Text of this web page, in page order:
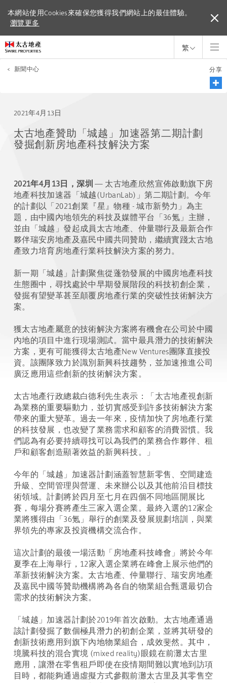
本網站使用Cookies來確保您獲得我們網站上的最佳體驗。
瀏覽更多
本網站使用Cookies來確保您獲得我們網站上的最佳體驗。
瀏覽更多
繁
< 新聞中心 分享
2021年4月13日
太古地產贊助「城越」加速器第二期計劃
發掘創新房地產科技解決方案
2021年4月13日，深圳 — 太古地產欣然宣佈啟動旗下房
地產科技加速器「城越(UrbanLab)」第二期計劃。今年
的計劃以「2021創業『星』物種 - 城市新勢力」為主
題，由中國內地領先的科技及媒體平台「36氪」主辦，
並由「城越」發起成員太古地產、仲量聯行及最新合作
夥伴瑞安房地產及嘉民中國共同贊助，繼續實踐太古地
產致力培育房地產行業科技解決方案的努力。
新一期「城越」計劃聚焦從蓬勃發展的中國房地產科技
生態圈中，尋找處於中早期發展階段的科技初創企業，
發掘有望變革甚至顛覆房地產行業的突破性技術解決方
案。
獲太古地產屬意的技術解決方案將有機會在公司於中國
內地的項目中進行現場測試。當中最具潛力的技術解決
方案，更有可能獲得太古地產New Ventures團隊直接投
資。該團隊致力於識別新興科技趨勢，並加速推進公司
廣泛應用這些創新的技術解決方案。
太古地產行政總裁白德利先生表示：「太古地產視創新
為業務的重要驅動力，並切實感受到許多技術解決方案
帶來的重大變革。過去一年來，疫情加快了房地產行業
的科技發展，也改變了業務需求和顧客的消費習慣。我
們認為有必要持續尋找可以為我們的業務合作夥伴、租
戶和顧客創造顯著效益的新興科技。」
今年的「城越」加速器計劃涵蓋智慧新零售、空間建造
升級、空間管理與營運、未來辦公以及其他前沿目標技
術領域。計劃將於四月至七月在四個不同地區開展比
賽，每場分賽將產生三家入選企業。最終入選的12家企
業將獲得由「36氪」舉行的創業及發展規劃培訓，與業
界領先的專家及投資機構交流合作。
這次計劃的最後一場活動「房地產科技峰會」將於今年
夏季在上海舉行，12家入選企業將在峰會上展示他們的
革新技術解決方案。太古地產、仲量聯行、瑞安房地產
及嘉民中國等贊助機構將為各自的物業組合甄選最切合
需求的技術解決方案。
「城越」加速器計劃於2019年首次啟動。太古地產通過
該計劃發掘了數個極具潛力的初創企業，並將其研發的
創新技術應用到旗下內地物業組合，成效斐然。其中，
境騰科技的混合實境 (mixed reality)眼鏡在前灘太古里
應用，讓潛在零售租戶即使在疫情期間難以實地到訪項
目時，都能夠通過虛擬方式參觀前灘太古里及其零售空